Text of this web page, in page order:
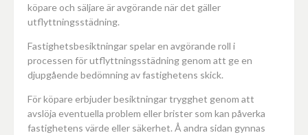
köpare och säljare är avgörande när det gäller
utflyttningsstädning.
Fastighetsbesiktningar spelar en avgörande roll i
processen för utflyttningsstädning genom att ge en
djupgående bedömning av fastighetens skick.
För köpare erbjuder besiktningar trygghet genom att
avslöja eventuella problem eller brister som kan påverka
fastighetens värde eller säkerhet. Å andra sidan gynnas